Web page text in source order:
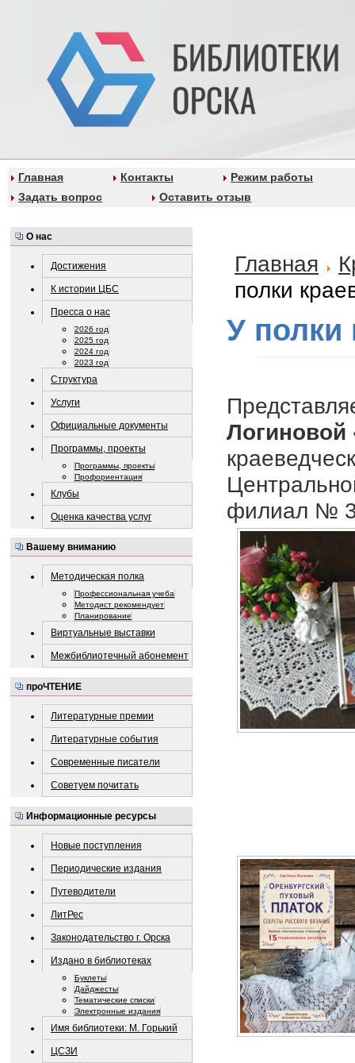
Главная Контакты
Режим работы
Задать вопрос
Оставить отзыв
О нас
Достижения
К истории ЦБС
Пресса о нас
2026 год
2025 год
2024 год
2023 год
Структура
Услуги
Официальные документы
Программы, проекты
Программы, проекты
Профориентация
Клубы
Оценка качества услуг
Вашему вниманию
Методическая полка
Профессиональная учеба
Методист рекомендует
Планирование
Виртуальные выставки
Межбиблиотечный абонемент
проЧТЕНИЕ
Литературные премии
Литературные события
Современные писатели
Советуем почитать
Информационные ресурсы
Новые поступления
Периодические издания
Путеводители
ЛитРес
Законодательство г. Орска
Издано в библиотеках
Буклеты
Дайджесты
Тематические списки
Электронные издания
Имя библиотеки: М. Горький
ЦСЗИ
Главная
полки
У полки
Логиновой
филиал №